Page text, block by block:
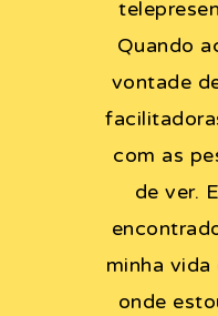
Quando
vontade
com as
de ver.
minha vida
onde